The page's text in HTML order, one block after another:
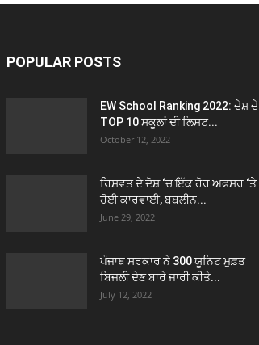
POPULAR POSTS
EW School Ranking 2022: ਦੇਸ਼ ਦੇ
TOP 10 ਸਕੂਲਾਂ ਦੀ ਲਿਸਟ...
October 12, 2022
ਰਿਸ਼ਵਤ ਦੇ ਦੋਸ਼ ‘ਚ ਇੱਕ ਹੋਰ ਅਫਸਰ ‘ਤੇ
ਹੋਈ ਕਾਰਵਾਈ, ਬਬਲੀਨ...
June 29, 2022
ਪੰਜਾਬ ਸਰਕਾਰ ਨੇ 300 ਯੂਨਿਟ ਮੁਫ਼ਤ
ਬਿਜਲੀ ਦੇਣ ਬਾਰੇ ਜਾਰੀ ਕੀਤੇ...
July 12, 2022